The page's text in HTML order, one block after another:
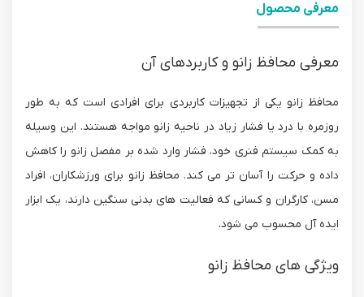
معرفی محصول
معرفی محافظ زانو و کاربردهای آن
محافظ زانو یکی از تجهیزات کاربردی برای افرادی است که به طور
روزمره با درد یا فشار زیاد در ناحیه زانو مواجه هستند. این وسیله
به کمک سیستم فنری خود، فشار وارد شده بر مفصل زانو را کاهش
داده و حرکت را آسان تر می کند. محافظ زانو برای ورزشکاران، افراد
مسن، کارگران و کسانی که فعالیت های بدنی سنگین دارند، یک ابزار
ایده آل محسوب می شود.
ویژگی های محافظ زانو